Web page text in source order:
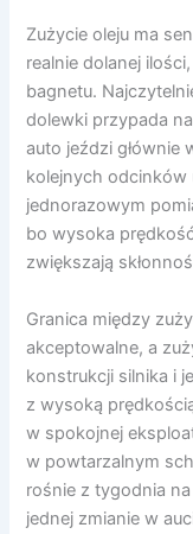
Zużycie oleju ma
realnie dolanej
bagnetu.
dolewki przypada
auto jeździ głównie
kolejnych odcinków
jednorazowym
bo wysoka
zwiększają
Granica między
akceptowalne, a
konstrukcji silnika i
z wysoką
w spokojnej
w powtarzalnym
rośnie z tygodnia
jednej zmianie w